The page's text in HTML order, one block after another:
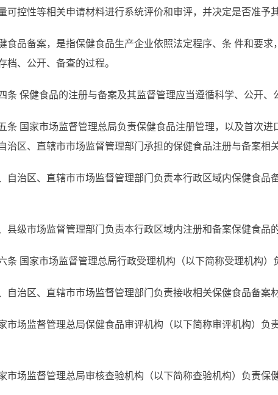
可控性等相关申请材料进行系统评价和审评，并决定是否准予
食品备案，是指保健食品生产企业依照法定程序、 条 件和要求
档、公开、备查的过程。
条 保健食品的注册与备案及其监督管理应当遵循科学、公开、
条 国家市场监督管理总局负责保健食品注册管理，以及首次
治区、直辖市市场监督管理部门承担的保健食品注册与备案相关
自治区、直辖市市场监督管理部门负责本行政区域内保健食
县级市场监督管理部门负责本行政区域内注册和备案保健食品
条 国家市场监督管理总局行政受理机构（以下简称受理机构
自治区、直辖市市场监督管理部门负责接收相关保健食品备案材
市场监督管理总局保健食品审评机构（以下简称审评机构）
市场监督管理总局审核查验机构（以下简称查验机构）负责保